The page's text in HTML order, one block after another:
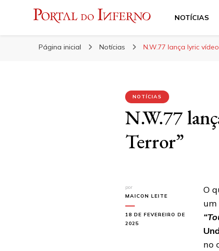
Portal do Inferno
NOTÍCIAS
Página inicial Notícias N.W.77 lança lyric
NOTÍCIAS
N.W.77
Terror”
por
MAICON LEITE
18 DE FEVEREIRO DE
2025
O
no